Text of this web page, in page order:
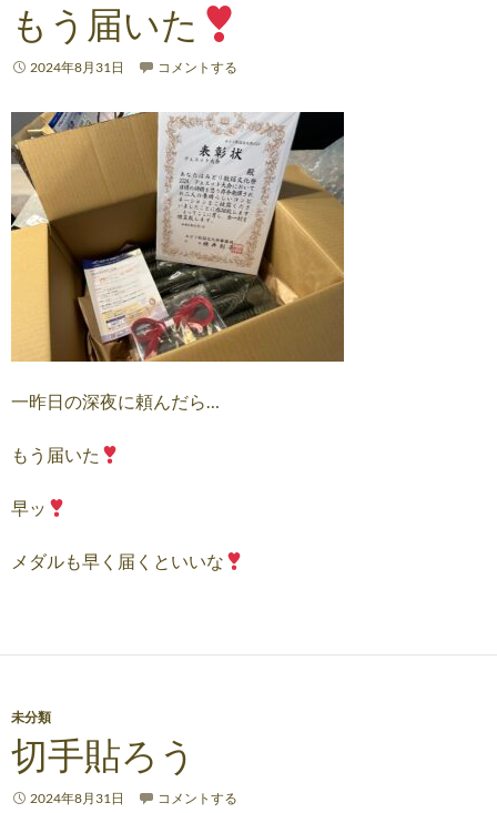
もう届いた
2024年8月31日 コメントする
一昨日の深夜に頼んだら…
もう届いた
早ッ
メダルも早く届くといいな
未分類
切手貼ろう
2024年8月31日 コメントする